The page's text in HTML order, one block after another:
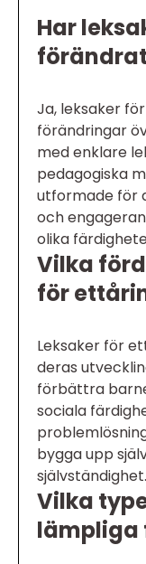
Har
Ja, leksaker
förändringar
med enklare
pedagogiska
utformade för
och
olika
Vilka
för
Leksaker för
deras
förbättra
sociala
bygga upp
självständighet.
Vilka
lämpliga